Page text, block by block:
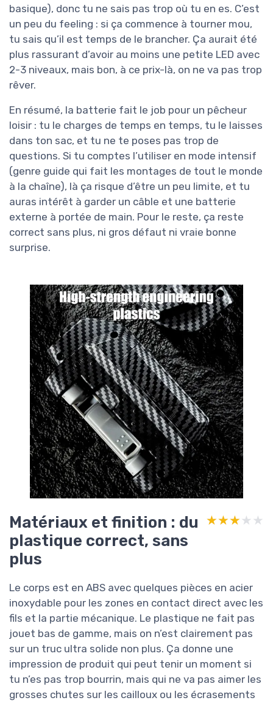
basique), donc tu ne sais pas trop où tu en es. C’est
un peu du feeling : si ça commence à tourner mou,
tu sais qu’il est temps de le brancher. Ça aurait été
plus rassurant d’avoir au moins une petite LED avec
2-3 niveaux, mais bon, à ce prix-là, on ne va pas trop
rêver.
En résumé, la batterie fait le job pour un pêcheur
loisir : tu le charges de temps en temps, tu le laisses
dans ton sac, et tu ne te poses pas trop de
questions. Si tu comptes l’utiliser en mode intensif
(genre guide qui fait les montages de tout le monde
à la chaîne), là ça risque d’être un peu limite, et tu
auras intérêt à garder un câble et une batterie
externe à portée de main. Pour le reste, ça reste
correct sans plus, ni gros défaut ni vraie bonne
surprise.
Matériaux et finition : du
plastique correct, sans
plus
★★★★★
★★★★★
Le corps est en ABS avec quelques pièces en acier
inoxydable pour les zones en contact direct avec les
fils et la partie mécanique. Le plastique ne fait pas
jouet bas de gamme, mais on n’est clairement pas
sur un truc ultra solide non plus. Ça donne une
impression de produit qui peut tenir un moment si
tu n’es pas trop bourrin, mais qui ne va pas aimer les
grosses chutes sur les cailloux ou les écrasements